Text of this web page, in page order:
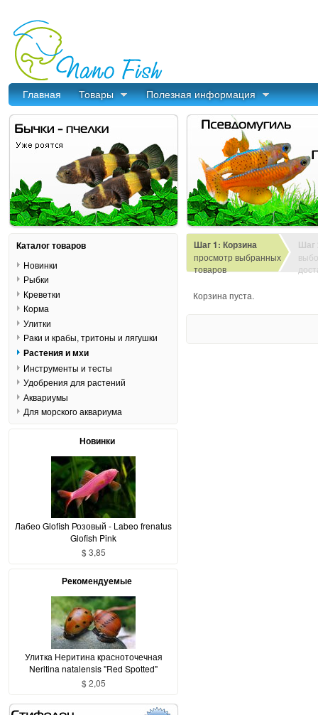
Главная Товары Полезная информация
Шаг 1: Корзина
просмотр выбранных
товаров
Шаг
Корзина пуста.
Каталог товаров
Новинки
Рыбки
Креветки
Корма
Улитки
Раки и крабы, тритоны и лягушки
Растения и мхи
Инструменты и тесты
Удобрения для растений
Аквариумы
Для морского аквариума
Новинки
Лабео Glofish Розовый - Labeo frenatus
Glofish Pink
$ 3,85
Рекомендуемые
Улитка Неритина красноточечная
Neritina natalensis "Red Spotted"
$ 2,05